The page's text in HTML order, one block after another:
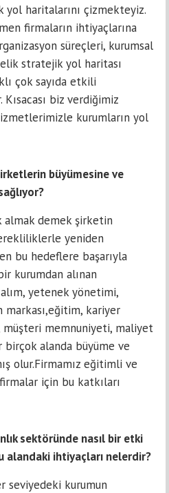
yol haritalarını çizmekteyiz.
firmaların ihtiyaçlarına
süreçleri, kurumsal
stratejik yol haritası
çok sayıda etkili
biz verdiğimiz
kurumların yol
büyümesine ve
almak demek şirketin
yeniden
bu hedeflere başarıyla
kurumdan alınan
yetenek yönetimi,
markası,eğitim, kariyer
memnuniyeti, maliyet
alanda büyüme ve
olur.Firmamız eğitimli ve
için bu katkıları
sektöründe nasıl bir etki
alandaki ihtiyaçları nelerdir?
seviyedeki kurumun